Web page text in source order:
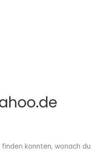
konnten, wonach du